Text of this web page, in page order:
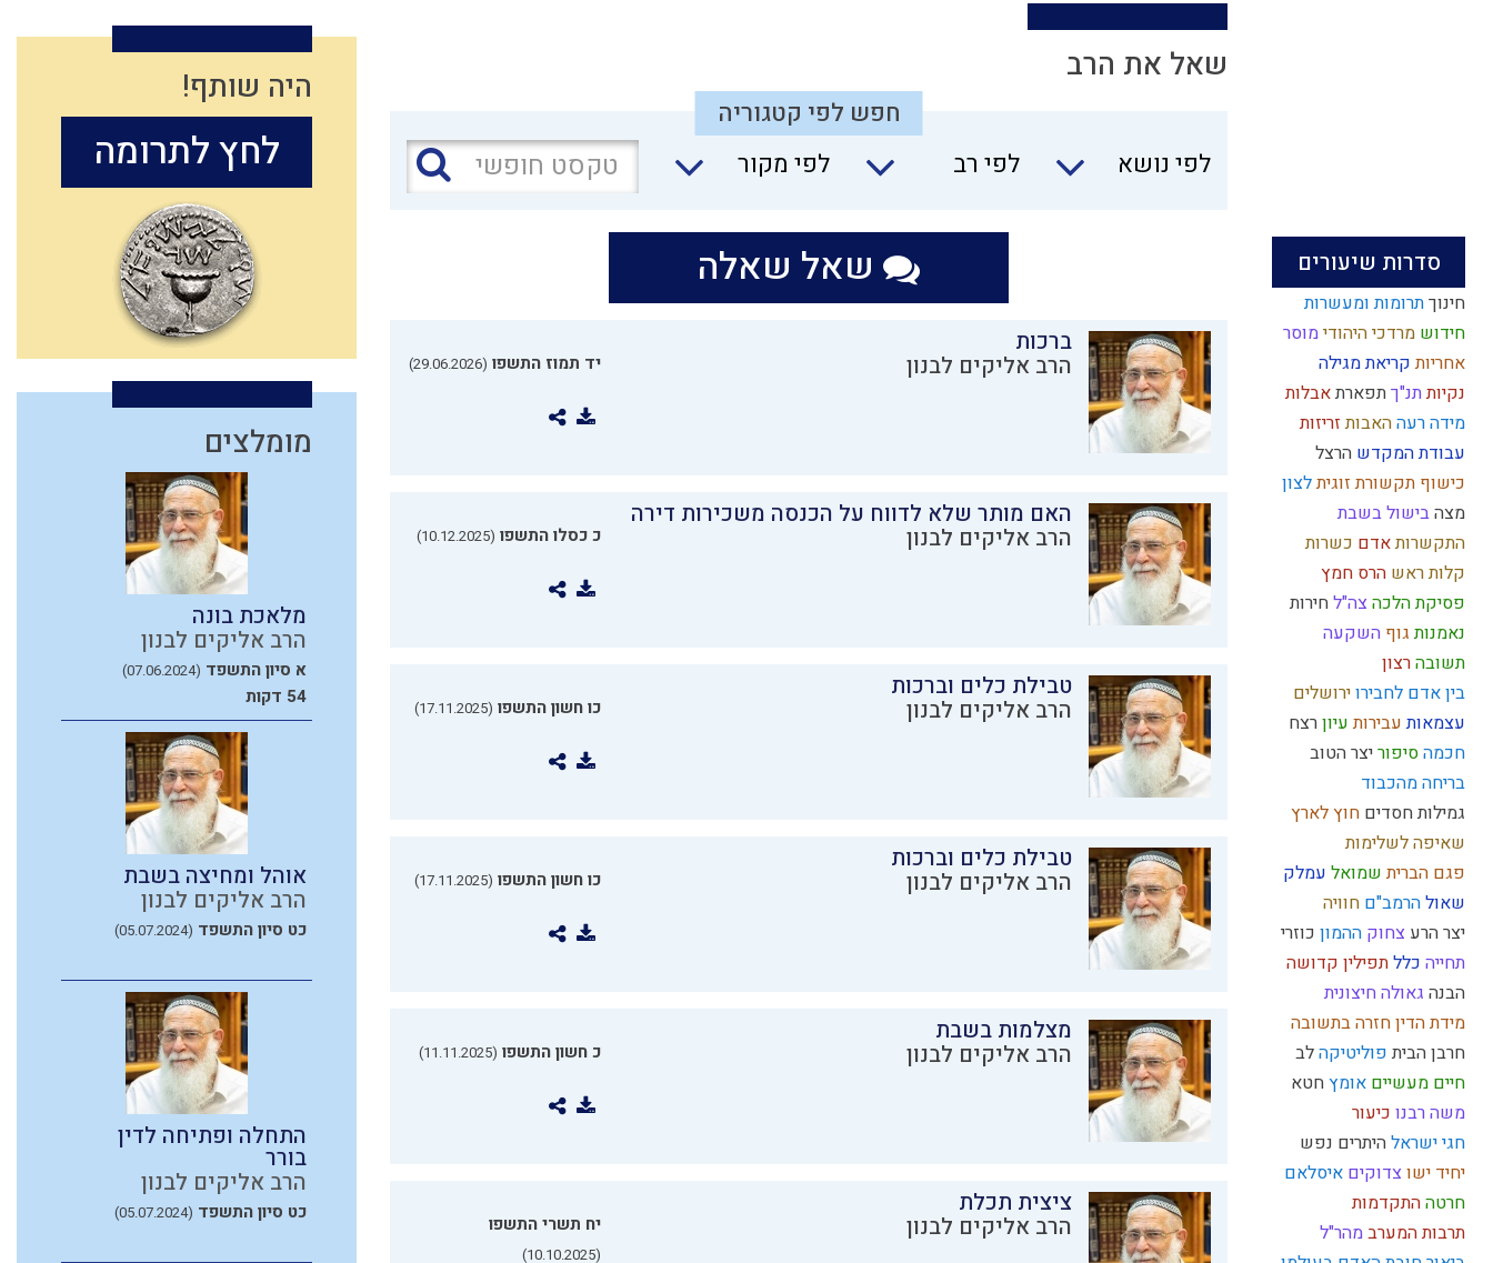
סדרות שיעורים
חינוךתרומות ומעשרות
חידוש מרדכי היהודימוסר
אחריותקריאת מגילה
נקיותתנ"ךתפארתאבלות
מידה רעההאבותזריזות
עבודת המקדש הרצל
כישוף תקשורת זוגיתלצון
מצהבישול בשבת
התקשרותאדם כשרות
קלות ראש הרס חמץ
פסיקת הלכה צה"לחירות
נאמנותגוף השקעה
תשובהרצון
בין אדם לחבירוירושלים
עצמאותעבירותעיוןרצח
חכמהסיפוריצר הטוב
בריחה מהכבוד
גמילות חסדים חוץ לארץ
שאיפה לשלימות
פגם הבריתשמואל עמלק
שאולהרמב"ם חוויה
יצר הרע צחוק ההמון כוזרי
תחייה כללתפילין קדושה
הבנה גאולה חיצונית
מידת הדיןחזרה בתשובה
חרבן הביתפוליטיקהלב
חיים מעשיים אומץחטא
משה רבנו כיעור
חגי ישראלהיתרים נפש
יחיד ישו צדוקים איסלאם
חרטההתקדמות
תרבות המערבמהר"ל
שאל את הרב
חפש לפי קטגוריה
לפי נושא
לפי רב לפי מקור
שאל שאלה
ברכות
הרב אליקים לבנון יד תמוז התשפו (29.06.2026)
האם מותר שלא לדווח על הכנסה משכירות דירה
הרב אליקים לבנון כ כסלו התשפו (10.12.2025)
טבילת כלים וברכות
הרב אליקים לבנון כו חשון התשפו (17.11.2025)
טבילת כלים וברכות
הרב אליקים לבנון כו חשון התשפו (17.11.2025)
מצלמות בשבת
הרב אליקים לבנון כ חשון התשפו (11.11.2025)
ציצית תכלת
הרב אליקים לבנון יח תשרי התשפו
(10.10.2025)
היה שותף!
לחץ לתרומה
מומלצים
מלאכת בונה
הרב אליקים לבנון
א סיון התשפד (07.06.2024)
54 דקות
אוהל ומחיצה בשבת
הרב אליקים לבנון
כט סיון התשפד (05.07.2024)
התחלה ופתיחה לדין
בורר
הרב אליקים לבנון
כט סיון התשפד (05.07.2024)